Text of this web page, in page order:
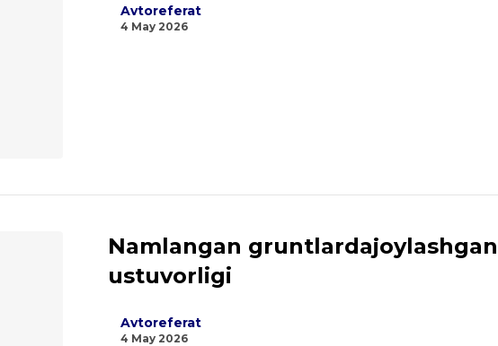
Avtoreferat
4 May 2026
Namlangan
ustuvorligi
Avtoreferat
4 May 2026